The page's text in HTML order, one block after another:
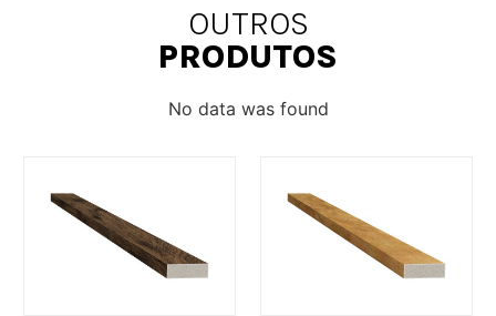
OUTROS
PRODUTOS
No data was found